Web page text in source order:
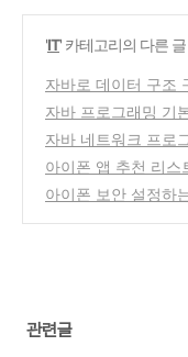
'IT' 카테고리의 다른 글
자바로 데이터 구조
자바 프로그래밍 기
자바 네트워크 프로
아이폰 앱 추천 리스
아이폰 보안 설정하
관련글